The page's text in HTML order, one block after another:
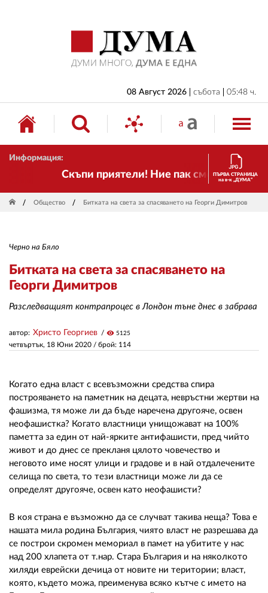
08 Август 2026 събота 05:48 ч.
Информация:
Скъпи приятели! Ние пак сме тук!ПЪРВА СТРАНИЦА
на в-к „ДУМА“
Общество Битката на света за спасяването на Георги Димитров
Черно на Бяло
Битката на света за спасяването на
Георги Димитров
Разследващият контрапроцес в Лондон тъне днес в забрава
четвъртък, 18 Юни 2020 / брой: 114
автор: Христо Георгиев visibility 5125
Когато една власт с всевъзможни средства спира
построяването на паметник на децата, невръстни жертви на
фашизма, тя може ли да бъде наречена другояче, освен
неофашистка? Когато властници унищожават на 100%
паметта за един от най-ярките антифашисти, пред чийто
живот и до днес се прекланя цялото човечество и
неговото име носят улици и градове и в най отдалечените
селища по света, то тези властници може ли да се
определят другояче, освен като неофашисти?
В коя страна е възможно да се случват такива неща? Това е
нашата мила родина България, чиято власт не разрешава да
се построи скромен мемориал в памет на убитите у нас
над 200 хлапета от т.нар. Стара България и на няколкото
хиляди еврейски дечица от новите ни територии; власт,
която, където можа, преименува всяко кътче с името на
БЪЛГАРИЯ
ИКОНОМИКА
ИЗБОРИ
СВЯТ
РЕДАКЦИЯ
РЕКЛАМА
УСЛОВИЯ ЗА ПОЛЗВАНЕ
ПОЛИТИКА ЗА БИСКВИТКИТЕ
ПОЛИТИКАТА ЗА
02 975 20 35